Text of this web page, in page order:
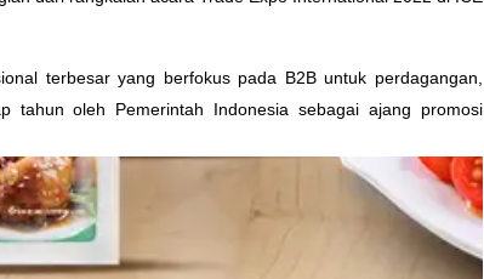
terbesar yang berfokus pada B2B untuk perdagangan,
tahun oleh Pemerintah Indonesia sebagai ajang promosi